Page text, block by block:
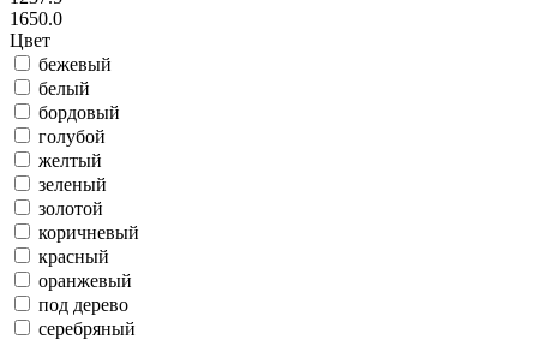
1650.0
Цвет
бежевый
белый
бордовый
голубой
желтый
зеленый
золотой
коричневый
красный
оранжевый
под дерево
серебряный